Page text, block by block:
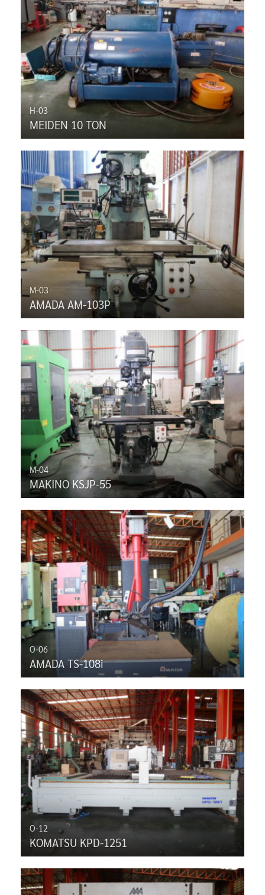
H-03
MEIDEN 10 TON
M-03
AMADA AM-103P
M-04
MAKINO KSJP-55
O-06
AMADA TS-108i
O-12
KOMATSU KPD-1251